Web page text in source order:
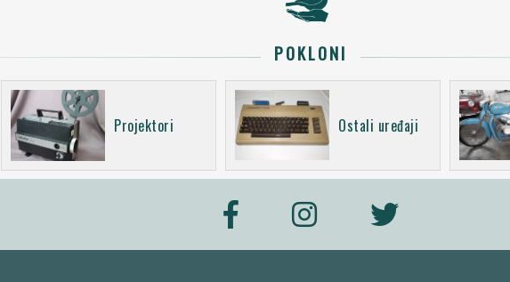
POKLONI
Projektori Ostali uređaji